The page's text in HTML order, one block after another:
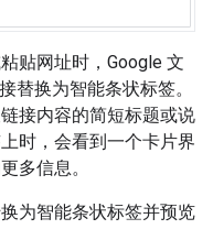
贴网址时，Google 文
替换为智能条状标签。
接内容的简短标题或说
时，会看到一个卡片界
多信息。
为智能条状标签并预览